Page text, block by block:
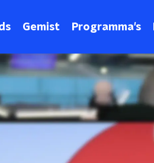
Gemist Programma's